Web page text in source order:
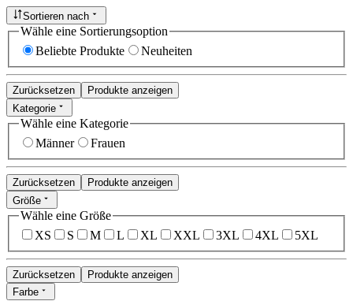
Sortieren nach
Wähle eine Sortierungsoption
Beliebte Produkte
Neuheiten
Zurücksetzen
Produkte anzeigen
Kategorie
Wähle eine Kategorie
Männer
Frauen
Zurücksetzen
Produkte anzeigen
Größe
Wähle eine Größe
XS
S M L XL XXL 3XL 4XL 5XL
Zurücksetzen
Produkte anzeigen
Farbe